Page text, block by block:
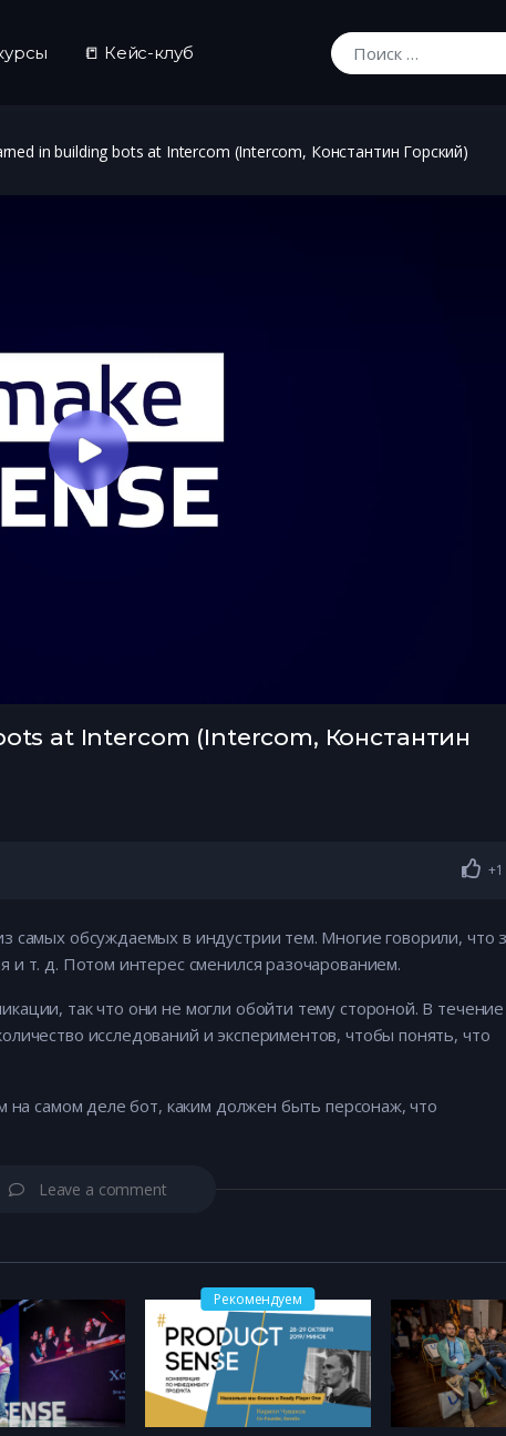
📒 Кейс-клуб
Искать:
in building bots at Intercom (Intercom, Константин Горский)
at Intercom (Intercom, Константин
+1
самых обсуждаемых в индустрии тем. Многие говорили, что
т. д. Потом интерес сменился разочарованием.
так что они не могли обойти тему стороной. В течение
исследований и экспериментов, чтобы понять, что
на самом деле бот, каким должен быть персонаж, что
Leave a comment
Рекомендуем